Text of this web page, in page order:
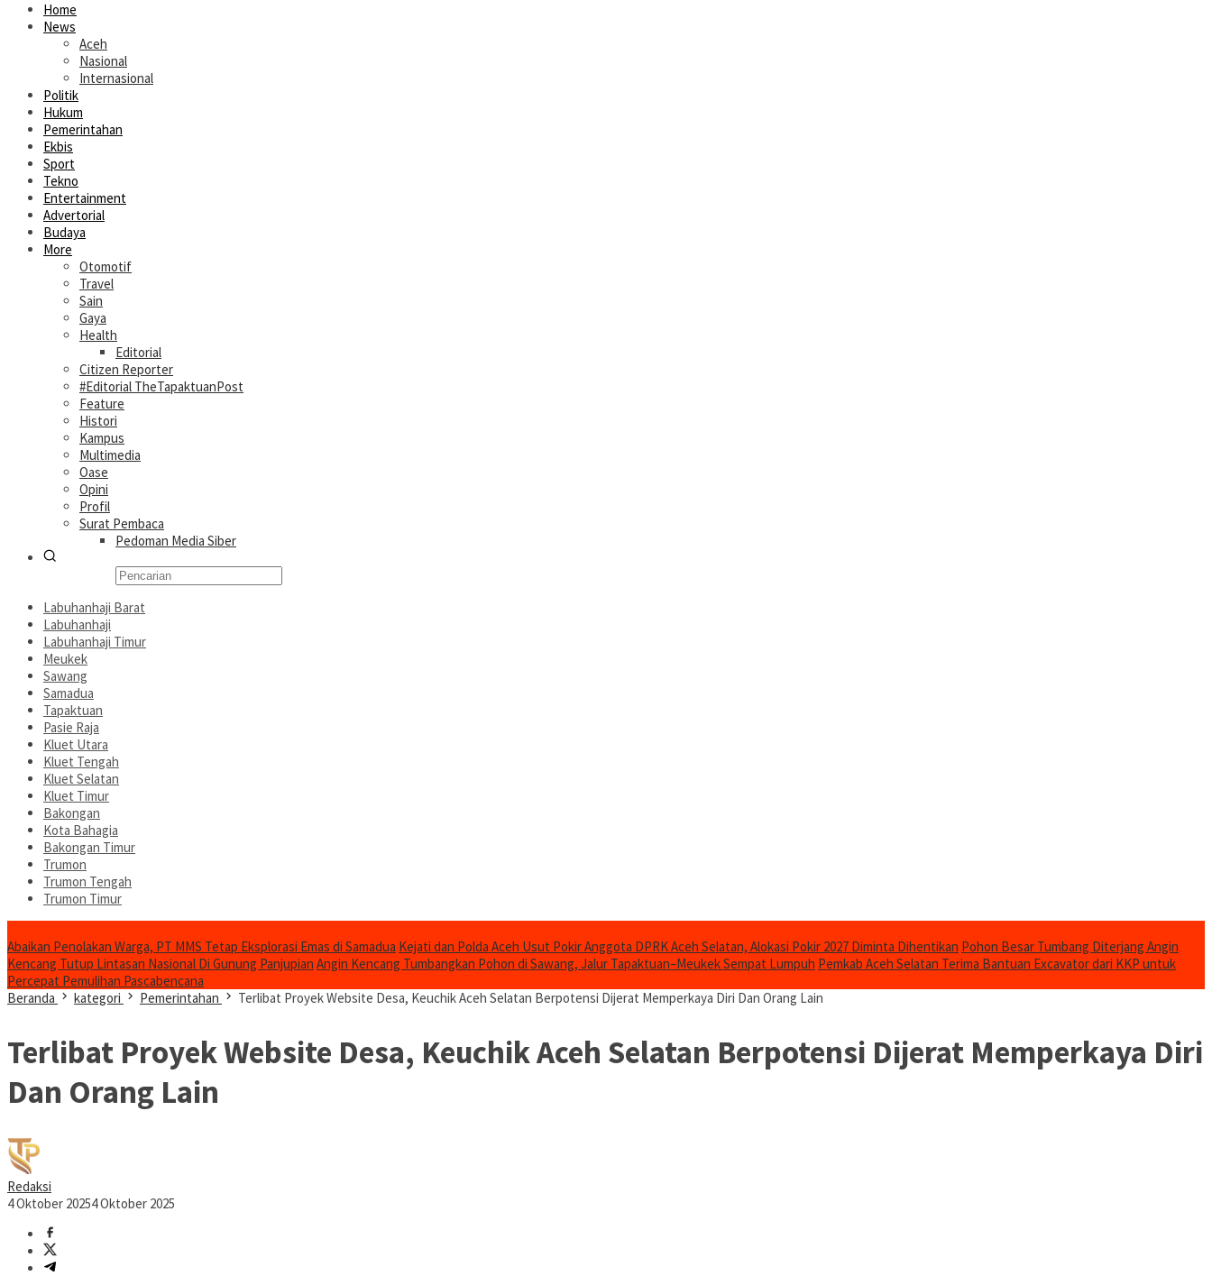
Home
News
Aceh
Nasional
Internasional
Politik
Hukum
Pemerintahan
Ekbis
Sport
Tekno
Entertainment
Advertorial
Budaya
More
Otomotif
Travel
Sain
Gaya
Health
Editorial
Citizen Reporter
#Editorial TheTapaktuanPost
Feature
Histori
Kampus
Multimedia
Oase
Opini
Profil
Surat Pembaca
Pedoman Media Siber
Labuhanhaji Barat
Labuhanhaji
Labuhanhaji Timur
Meukek
Sawang
Samadua
Tapaktuan
Pasie Raja
Kluet Utara
Kluet Tengah
Kluet Selatan
Kluet Timur
Bakongan
Kota Bahagia
Bakongan Timur
Trumon
Trumon Tengah
Trumon Timur
Abaikan Penolakan Warga, PT MMS Tetap Eksplorasi Emas di Samadua Kejati dan Polda Aceh Usut Pokir Anggota DPRK Aceh Selatan, Alokasi Pokir 2027 Diminta Dihentikan Pohon Besar Tumbang Diterjang Angin
Kencang Tutup Lintasan Nasional Di Gunung Panjupian Angin Kencang Tumbangkan Pohon di Sawang, Jalur Tapaktuan–Meukek Sempat Lumpuh Pemkab Aceh Selatan Terima Bantuan Excavator dari KKP untuk
Percepat Pemulihan Pascabencana
Beranda
kategori Pemerintahan Terlibat Proyek Website Desa, Keuchik Aceh Selatan Berpotensi Dijerat Memperkaya Diri Dan Orang Lain
Terlibat Proyek Website Desa, Keuchik Aceh Selatan Berpotensi Dijerat Memperkaya Diri
Dan Orang Lain
Redaksi
4 Oktober 20254 Oktober 2025